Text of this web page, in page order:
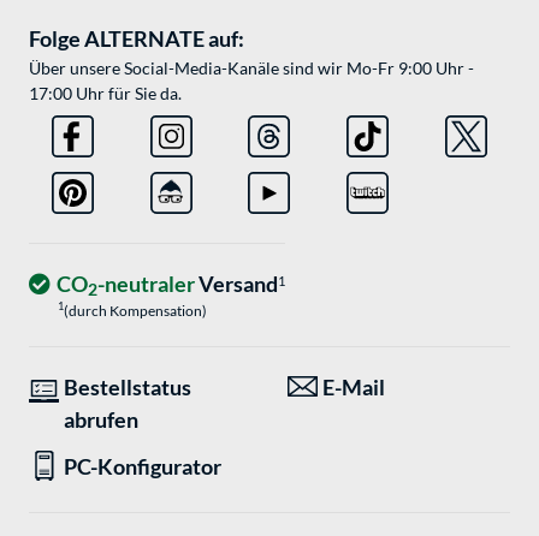
Folge ALTERNATE auf:
Über unsere Social-Media-Kanäle sind wir Mo-Fr 9:00 Uhr -
17:00 Uhr für Sie da.
CO2-neutralerVersand1
1(durch Kompensation)
Bestellstatus
abrufen
E-Mail
PC-Konfigurator